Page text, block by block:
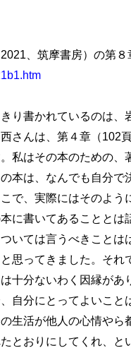
、筑摩書房）の第
り書かれているのは、
さんは、第４章（102
私はその本のための
本は、なんでも自分
で、実際にはそのよ
に書いてあることと
いては言うべきこと
思ってきました。それ
十分ないわく因縁があ
自分にとってよいこ
生活が他人の心情や
とおりにしてくれ、